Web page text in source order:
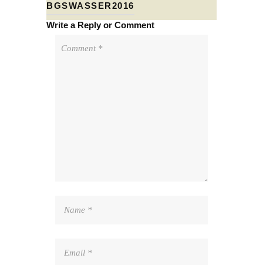
BGSWASSER2016
Write a Reply or Comment